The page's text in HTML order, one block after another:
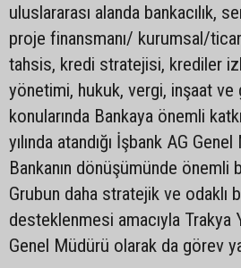
uluslararası alanda bankacılık,
proje finansmanı/ kurumsal/
tahsis, kredi stratejisi, krediler
yönetimi, hukuk, vergi, inşaat
konularında Bankaya önemli
yılında atandığı İşbank AG
Bankanın dönüşümünde önemli
Grubun daha stratejik ve odaklı
desteklenmesi amacıyla Trakya
Genel Müdürü olarak da görev